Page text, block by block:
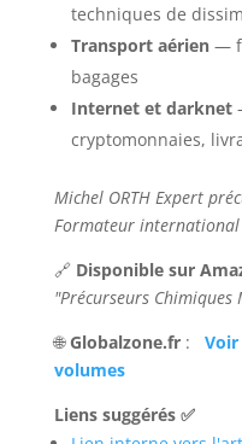
techniques de
Transport aérien—
bagages
Internet et darknet
cryptomonnaies,
Michel ORTH Expert
Formateur international
🔗 Disponible sur
"Précurseurs Chimiques
🌐 Globalzone.fr:
volumes
Liens suggérés ✅